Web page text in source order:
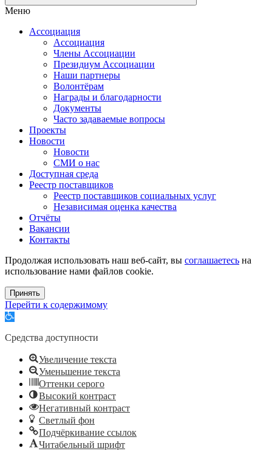
Меню
Ассоциация
Ассоциация
Члены Ассоциации
Президиум Ассоциации
Наши партнеры
Волонтёрам
Награды и благодарности
Документы
Часто задаваемые вопросы
Проекты
Новости
Новости
СМИ о нас
Доступная среда
Реестр поставщиков
Реестр поставщиков социальных услуг
Независимая оценка качества
Отчёты
Вакансии
Контакты
Продолжая использовать наш веб-сайт, вы соглашаетесь на
использование нами файлов cookie.
Принять
Перейти к содержимому
Открыть
инструментов
Средства доступности
Увеличение текста
Уменьшение текста
Оттенки серого
Высокий контраст
Негативный контраст
Светлый фон
Подчёркивание ссылок
Читабельный шрифт